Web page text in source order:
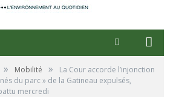
» Mobilité »
La Cour accorde l’injonction
du parc » de la Gatineau expulsés,
mercredi